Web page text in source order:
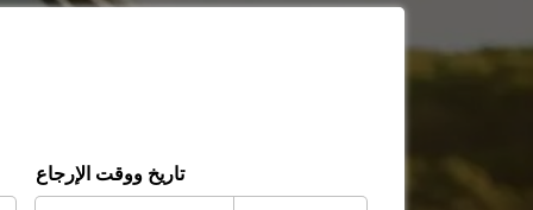
تاريخ ووقت الإرجاع